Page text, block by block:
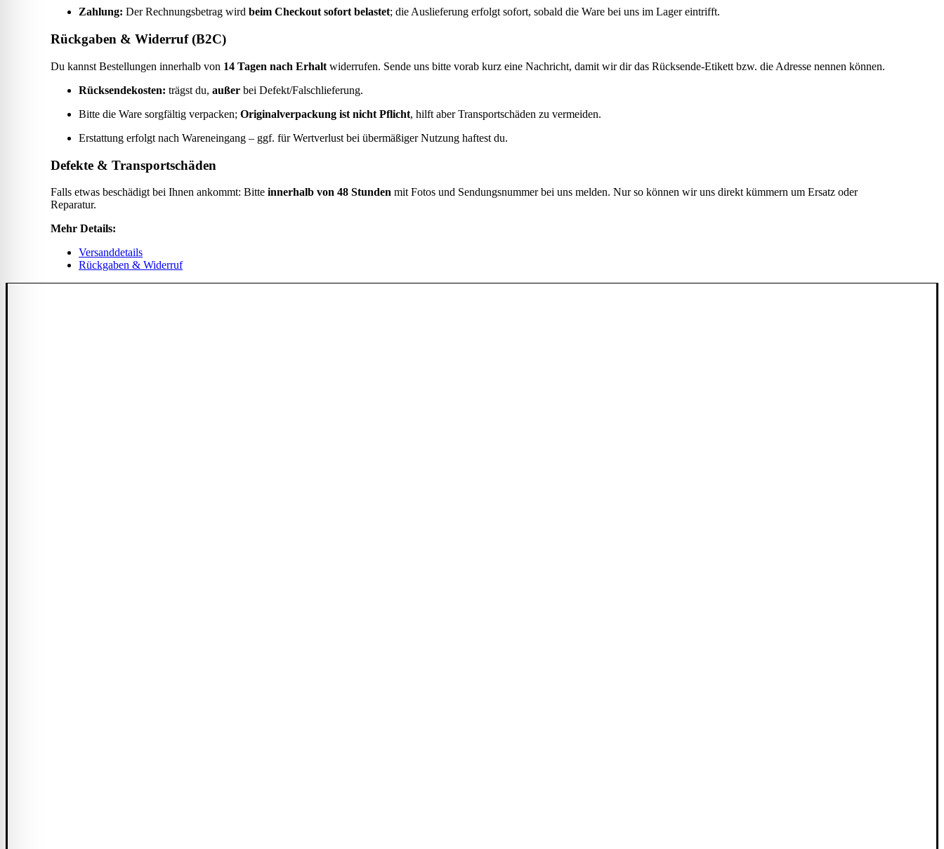
Zahlung: Der Rechnungsbetrag wird beim Checkout sofort belastet; die Auslieferung erfolgt sofort, sobald die Ware bei uns im Lager eintrifft.
Rückgaben & Widerruf (B2C)
Du kannst Bestellungen innerhalb von 14 Tagen nach Erhalt widerrufen. Sende uns bitte vorab kurz eine Nachricht, damit wir dir das Rücksende-Etikett bzw. die Adresse nennen können.
Rücksendekosten: trägst du, außer bei Defekt/Falschlieferung.
Bitte die Ware sorgfältig verpacken; Originalverpackung ist nicht Pflicht, hilft aber Transportschäden zu vermeiden.
Erstattung erfolgt nach Wareneingang – ggf. für Wertverlust bei übermäßiger Nutzung haftest du.
Defekte & Transportschäden
Falls etwas beschädigt bei Ihnen ankommt: Bitte innerhalb von 48 Stunden mit Fotos und Sendungsnummer bei uns melden. Nur so können wir uns direkt kümmern um Ersatz oder
Reparatur.
Mehr Details:
Versanddetails
Rückgaben & Widerruf